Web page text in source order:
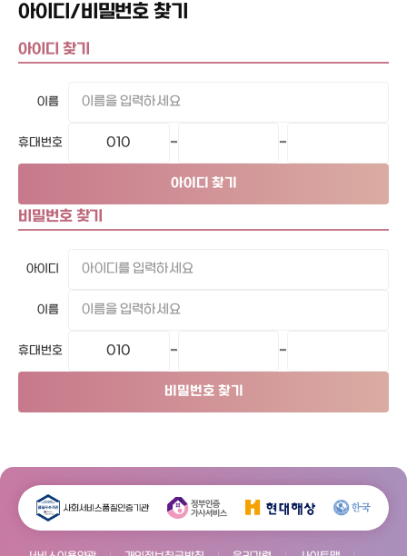
아이디/비밀번호 찾기
아이디 찾기
이름
휴대번호 - -
아이디 찾기
비밀번호 찾기
아이디
이름
휴대번호 - -
비밀번호 찾기